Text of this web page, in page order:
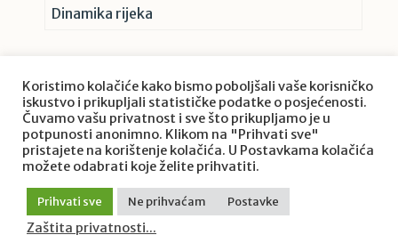
Dinamika rijeka
O projektu Priroda Hrvatske
Zaštita privatnosti/ © 2022. Priroda Hrvatske / Goran
Šafarek. Sva prava pridržana.
Koristimo kolačiće kako bismo poboljšali vaše korisničko
iskustvo i prikupljali statističke podatke o posjećenosti.
Čuvamo vašu privatnost i sve što prikupljamo je u
potpunosti anonimno. Klikom na "Prihvati sve"
pristajete na korištenje kolačića. U Postavkama kolačića
možete odabrati koje želite prihvatiti.
Prihvati sve Ne prihvaćam Postavke
Zaštita privatnosti...